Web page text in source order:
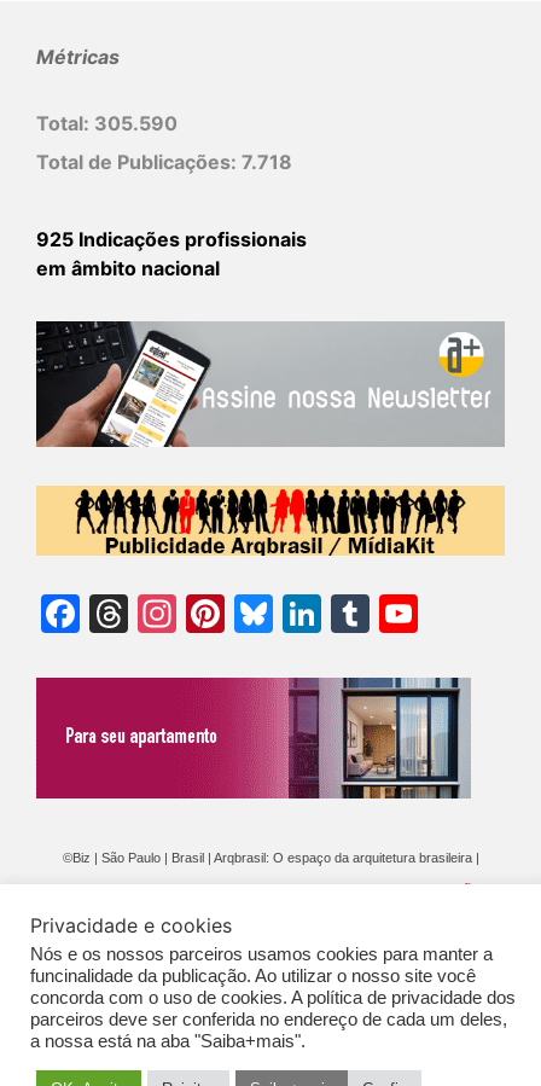
Métricas
Total: 305.590
Total de Publicações: 7.718
925 Indicações profissionais
em âmbito nacional
Facebook
Threads
Instagram
Pinterest
Bluesky
LinkedIn
Tumblr
©Biz | São Paulo | Brasil | Arqbrasil: O espaço da arquitetura brasileira |
GERAIS DE PUBLICAÇÃO (CGP
Privacidade e cookies
Nós e os nossos parceiros usamos cookies para manter a
funcinalidade da publicação. Ao utilizar o nosso site você
concorda com o uso de cookies. A política de privacidade dos
parceiros deve ser conferida no endereço de cada um deles,
a nossa está na aba "Saiba+mais".